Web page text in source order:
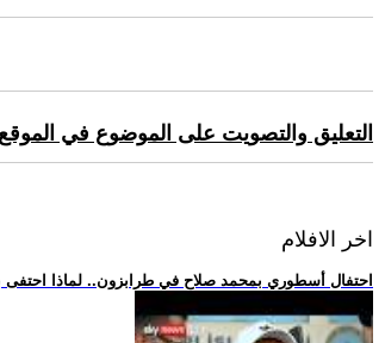
التعليق والتصويت على الموضوع في
اخر الافلام
.. احتفال أسطوري بمحمد صلاح في طرابزون.. لماذا احتفى